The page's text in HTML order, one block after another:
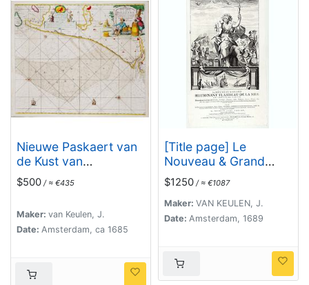
Nieuwe Paskaert van
de Kust van
HOLLANDT - Tussen
Texel en de Maes.
$500 / ≈ €435
Maker: van Keulen, J.
Date: Amsterdam, ca 1685
[Title page] Le
Nouveau & Grand
Illuminant Flambeau
de la Mer. La
troisième partie. …Par
Nicolas Jans Vooght.
$1250 / ≈ €1087
Maker: VAN KEULEN, J.
Date: Amsterdam, 1689